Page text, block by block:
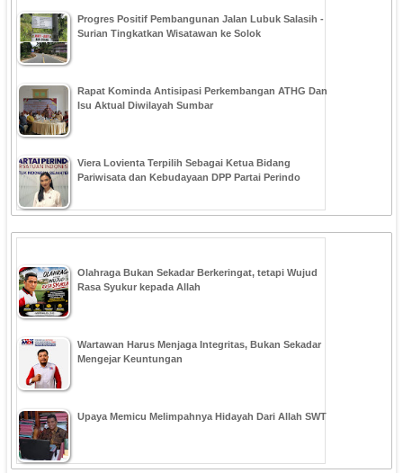
Progres Positif Pembangunan Jalan Lubuk Salasih -
Surian Tingkatkan Wisatawan ke Solok
Rapat Kominda Antisipasi Perkembangan ATHG Dan
Isu Aktual Diwilayah Sumbar
Viera Lovienta Terpilih Sebagai Ketua Bidang
Pariwisata dan Kebudayaan DPP Partai Perindo
Olahraga Bukan Sekadar Berkeringat, tetapi Wujud
Rasa Syukur kepada Allah
Wartawan Harus Menjaga Integritas, Bukan Sekadar
Mengejar Keuntungan
Upaya Memicu Melimpahnya Hidayah Dari Allah SWT